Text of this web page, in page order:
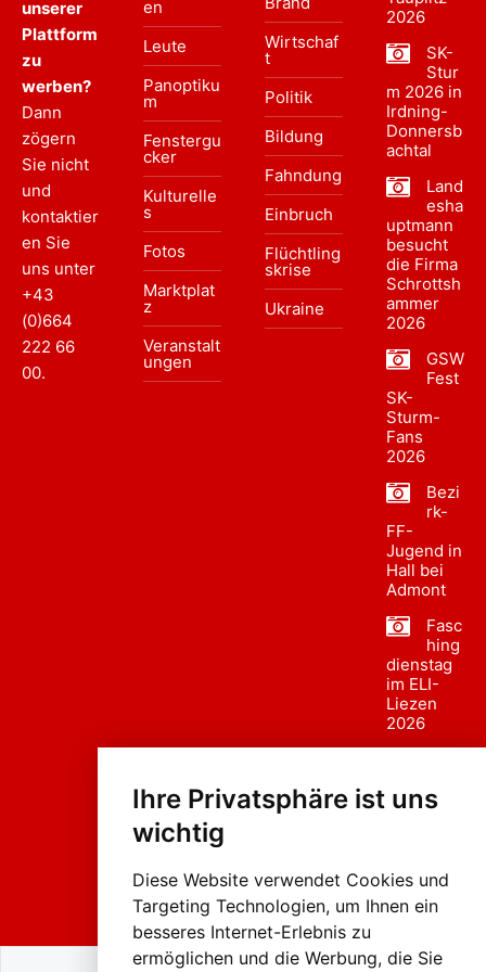
Ihre Privatsphäre ist uns
wichtig
Diese Website verwendet Cookies und
Targeting Technologien, um Ihnen ein
besseres Internet-Erlebnis zu
ermöglichen und die Werbung, die Sie
unserer
Plattform
zu
werben?
Dann
zögern
Sie nicht
und
kontaktier
en Sie
uns unter
+43
(0)664
222 66
00.
en
Leute
Panoptiku
m
Fenstergu
cker
Kulturelle
s
Fotos
Marktplat
z
Veranstalt
ungen
Wirtschaf
t
Politik
Bildung
Fahndung
Einbruch
Flüchtling
skrise
Ukraine
2026
SK-
Stur
m 2026 in
Irdning-
Donnersb
achtal
Land
esha
uptmann
besucht
die Firma
Schrottsh
ammer
2026
GSW
Fest
SK-
Sturm-
Fans
2026
Bezi
rk-
FF-
Jugend in
Hall bei
Admont
Fasc
hing
dienstag
im ELI-
Liezen
2026
sumzug
Liezen